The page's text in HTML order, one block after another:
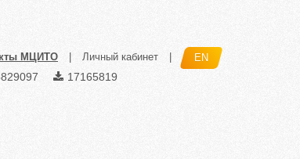
МЦИТО Личный кабинет EN
17165819